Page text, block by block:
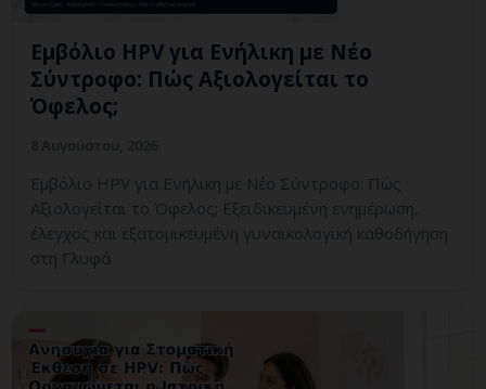
Εμβόλιο HPV για Ενήλικη με Νέο
Σύντροφο: Πώς Αξιολογείται το
Όφελος;
Εμβόλιο HPV για Ενήλικη με Νέο Σύντροφο: Πώς
Αξιολογείται το Όφελος; Εξειδικευμένη ενημέρωση,
έλεγχος και εξατομικευμένη γυναικολογική καθοδήγηση
στη Γλυφά